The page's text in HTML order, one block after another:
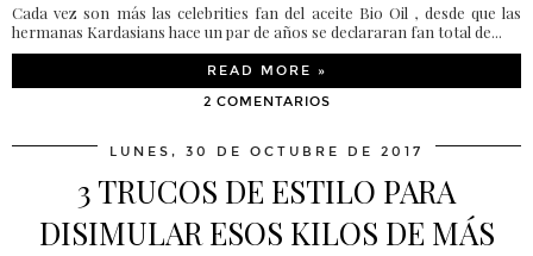
Cada vez son más las celebrities fan del aceite Bio Oil , desde que las
hermanas Kardasians hace un par de años se declararan fan total de...
READ MORE »
2 COMENTARIOS
LUNES, 30 DE OCTUBRE DE 2017
3 TRUCOS DE ESTILO PARA
DISIMULAR ESOS KILOS DE MÁS